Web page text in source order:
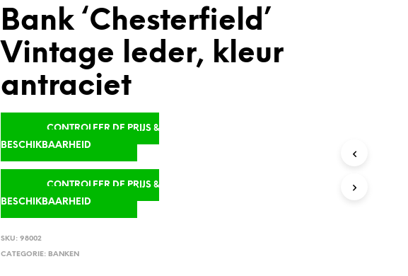
Bank ‘Chesterfield’
Vintage leder, kleur
antraciet
CONTROLEER DE PRIJS &
BESCHIKBAARHEID
CONTROLEER DE PRIJS &
BESCHIKBAARHEID
SKU:98002
CATEGORIE: BANKEN